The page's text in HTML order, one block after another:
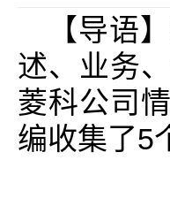
【导语
述、业务
菱科公司
编收集了5